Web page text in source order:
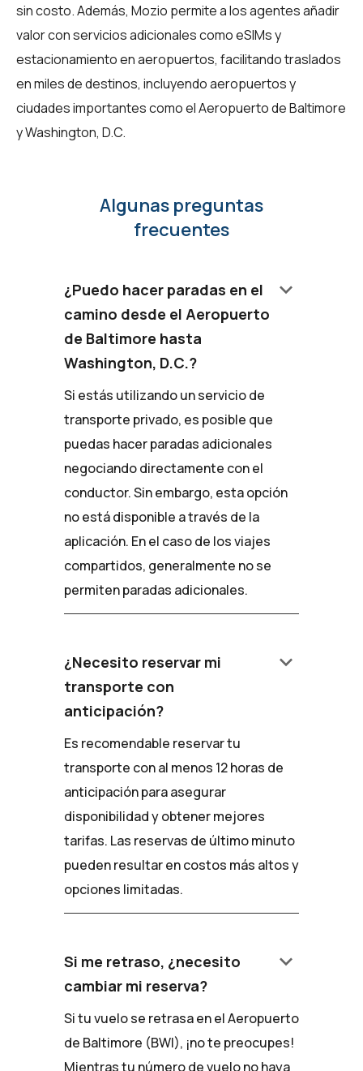
sin costo. Además, Mozio permite a los agentes añadir
valor con servicios adicionales como eSIMs y
estacionamiento en aeropuertos, facilitando traslados
en miles de destinos, incluyendo aeropuertos y
ciudades importantes como el Aeropuerto de Baltimore
y Washington, D.C.
Algunas preguntas
frecuentes
¿Puedo hacer paradas en el
camino desde el Aeropuerto
de Baltimore hasta
Washington, D.C.?
keyboard_arrow_down
Si estás utilizando un servicio de
transporte privado, es posible que
puedas hacer paradas adicionales
negociando directamente con el
conductor. Sin embargo, esta opción
no está disponible a través de la
aplicación. En el caso de los viajes
compartidos, generalmente no se
permiten paradas adicionales.
¿Necesito reservar mi
transporte con
anticipación?
keyboard_arrow_down
Es recomendable reservar tu
transporte con al menos 12 horas de
anticipación para asegurar
disponibilidad y obtener mejores
tarifas. Las reservas de último minuto
pueden resultar en costos más altos y
opciones limitadas.
Si me retraso, ¿necesito
cambiar mi reserva?
keyboard_arrow_down
Si tu vuelo se retrasa en el Aeropuerto
de Baltimore (BWI), ¡no te preocupes!
Mientras tu número de vuelo no haya